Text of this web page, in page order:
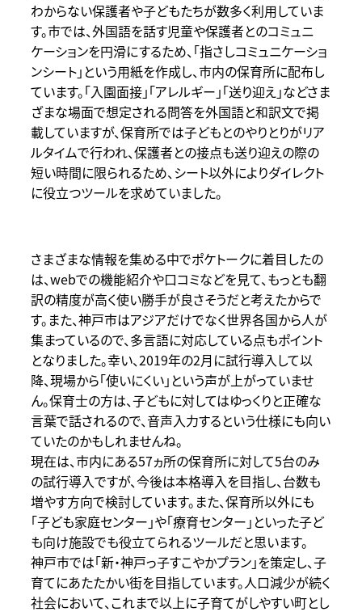
わからない保護者や子どもたちが数多く利用していま
す。市では、外国語を話す児童や保護者とのコミュニ
ケーションを円滑にするため、「指さしコミュニケーショ
ンシート」という用紙を作成し、市内の保育所に配布し
ています。「入園面接」「アレルギー」「送り迎え」などさま
ざまな場面で想定される問答を外国語と和訳文で掲
載していますが、保育所では子どもとのやりとりがリア
ルタイムで行われ、保護者との接点も送り迎えの際の
短い時間に限られるため、シート以外によりダイレクト
に役立つツールを求めていました。
さまざまな情報を集める中でポケトークに着目したの
は、webでの機能紹介や口コミなどを見て、もっとも翻
訳の精度が高く使い勝手が良さそうだと考えたからで
す。また、神戸市はアジアだけでなく世界各国から人が
集まっているので、多言語に対応している点もポイント
となりました。幸い、2019年の2月に試行導入して以
降、現場から「使いにくい」という声が上がっていませ
ん。保育士の方は、子どもに対してはゆっくりと正確な
言葉で話されるので、音声入力するという仕様にも向い
ていたのかもしれませんね。
現在は、市内にある57ヵ所の保育所に対して5台のみ
の試行導入ですが、今後は本格導入を目指し、台数も
増やす方向で検討しています。また、保育所以外にも
「子ども家庭センター」や「療育センター」といった子ど
も向け施設でも役立てられるツールだと思います。
神戸市では「新・神戸っ子すこやかプラン」を策定し、子
育てにあたたかい街を目指しています。人口減少が続く
社会において、これまで以上に子育てがしやすい町とし